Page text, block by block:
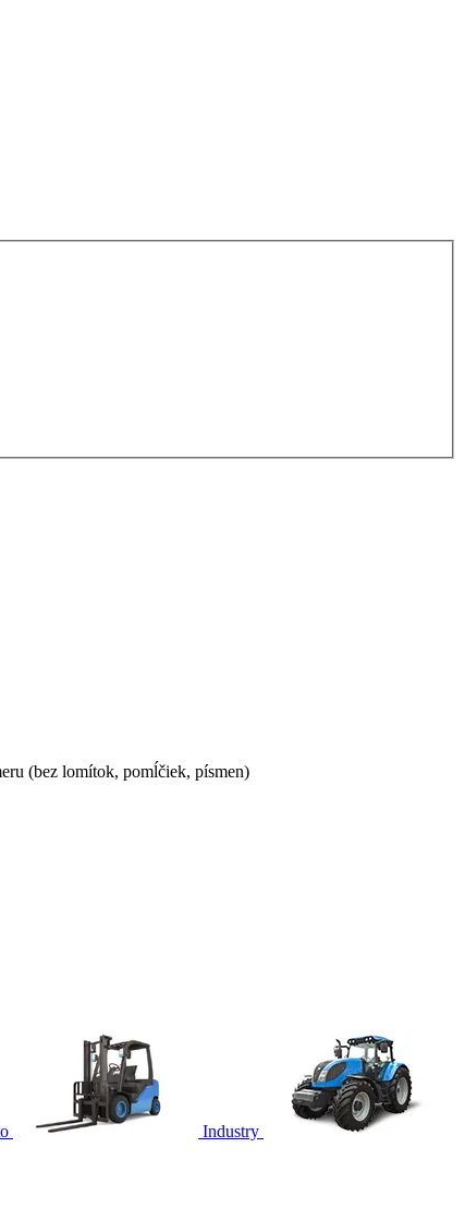
(bez lomítok, pomĺčiek, písmen)
Industry